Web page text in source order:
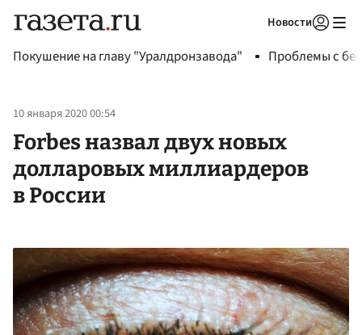
Новости
Покушение на главу "Уралдронзавода" Проблемы с
10 января 2020 00:54
Forbes назвал двух новых
долларовых миллиардеров
в России